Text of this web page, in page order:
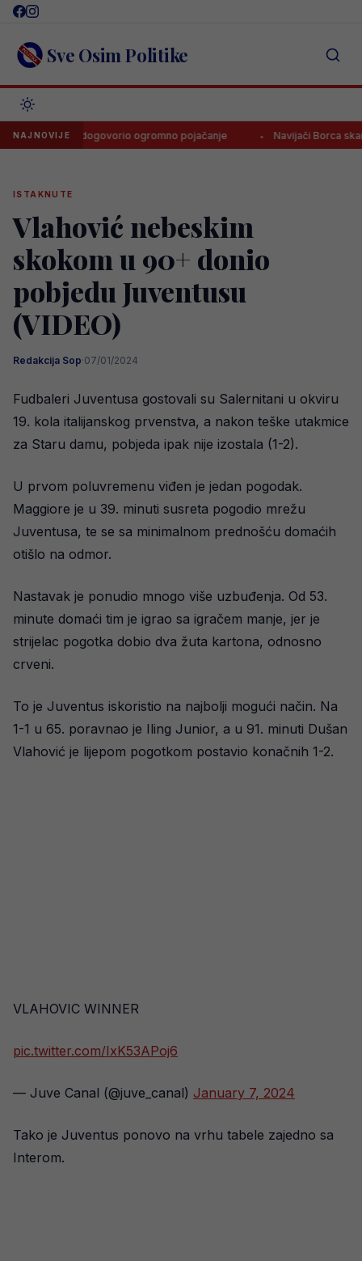
Skip
content Sve Osim Politike
NAJNOVIJE
Velež dogovorio ogromno pojačanje Navijači Borca skandirali
ISTAKNUTE
Vlahović nebeskim
skokom u 90+ donio
pobjedu Juventusu
(VIDEO)
Redakcija Sop·07/01/2024
Fudbaleri Juventusa gostovali su Salernitani u okviru
19. kola italijanskog prvenstva, a nakon teške utakmice
za Staru damu, pobjeda ipak nije izostala (1-2).
U prvom poluvremenu viđen je jedan pogodak.
Maggiore je u 39. minuti susreta pogodio mrežu
Juventusa, te se sa minimalnom prednošću domaćih
otišlo na odmor.
Nastavak je ponudio mnogo više uzbuđenja. Od 53.
minute domaći tim je igrao sa igračem manje, jer je
strijelac pogotka dobio dva žuta kartona, odnosno
crveni.
To je Juventus iskoristio na najbolji mogući način. Na
1-1 u 65. poravnao je Iling Junior, a u 91. minuti Dušan
Vlahović je lijepom pogotkom postavio konačnih 1-2.
VLAHOVIC WINNER
pic.twitter.com/IxK53APoj6
— Juve Canal (@juve_canal) January 7, 2024
Tako je Juventus ponovo na vrhu tabele zajedno sa
Interom.